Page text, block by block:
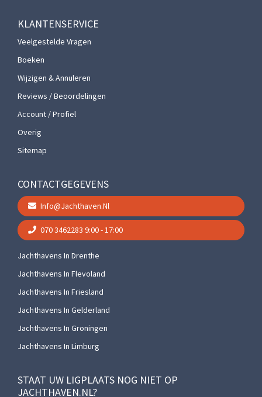
KLANTENSERVICE
Veelgestelde Vragen
Boeken
Wijzigen & Annuleren
Reviews / Beoordelingen
Account / Profiel
Overig
Sitemap
CONTACTGEGEVENS
Info@jachthaven.nl
070 3462283 9:00 - 17:00
Jachthavens In Drenthe
Jachthavens In Flevoland
Jachthavens In Friesland
Jachthavens In Gelderland
Jachthavens In Groningen
Jachthavens In Limburg
STAAT UW LIGPLAATS NOG NIET OP
JACHTHAVEN.NL?